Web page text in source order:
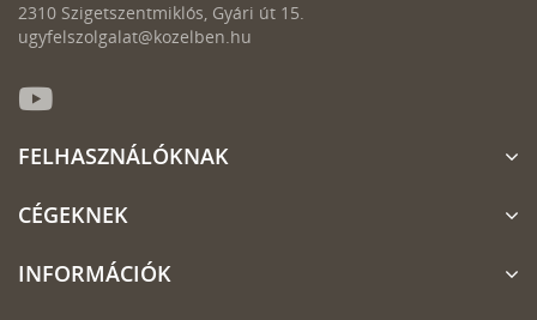
2310 Szigetszentmiklós, Gyári út 15.
ugyfelszolgalat@kozelben.hu
FELHASZNÁLÓKNAK
CÉGEKNEK
INFORMÁCIÓK